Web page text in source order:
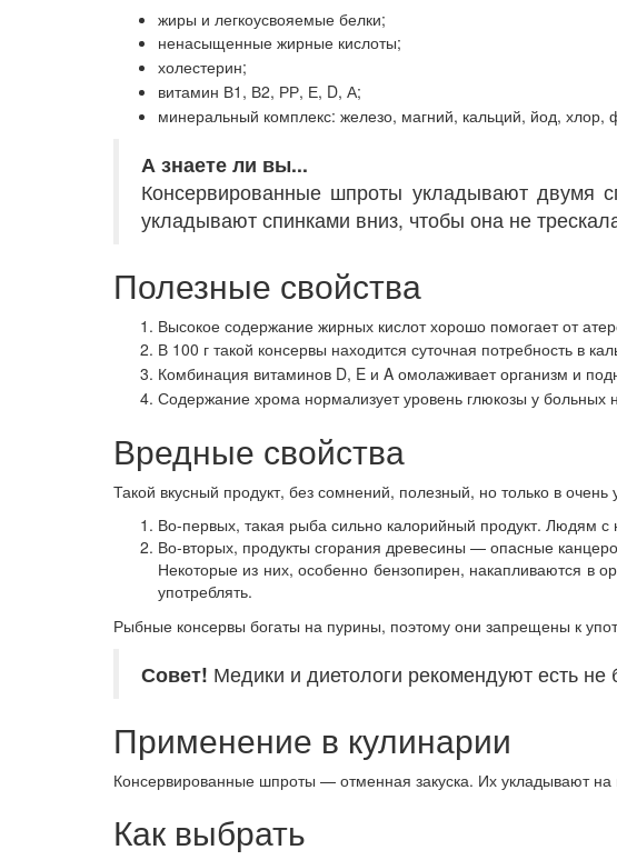
жиры и легкоусвояемые белки;
ненасыщенные жирные кислоты;
холестерин;
витамин В1, В2, РР, Е, D, А;
минеральный комплекс: железо, магний, кальций, йод,
А знаете ли вы...
Консервированные шпроты укладывают двумя
укладывают спинками вниз, чтобы она не
Полезные свойства
Высокое содержание жирных кислот хорошо помогает от
В 100 г такой консервы находится суточная потребность в
Комбинация витаминов D, E и A омолаживает организм и
Содержание хрома нормализует уровень глюкозы у больных
Вредные свойства
Такой вкусный продукт, без сомнений, полезный, но только в
Во-первых, такая рыба сильно калорийный продукт. Людям
Во-вторых, продукты сгорания древесины — опасные
Некоторые из них, особенно бензопирен, накапливаются
употреблять.
Рыбные консервы богаты на пурины, поэтому они запрещены к
Совет! Медики и диетологи рекомендуют есть
Применение в кулинарии
Консервированные шпроты — отменная закуска. Их укладывают
Как выбрать